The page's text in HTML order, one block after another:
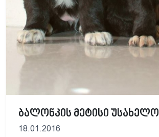
ბალონკის მეტისი უსახელო
18.01.2016